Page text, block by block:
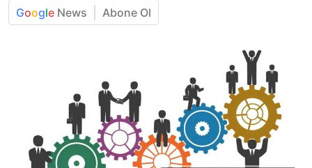
Google News Abone Ol